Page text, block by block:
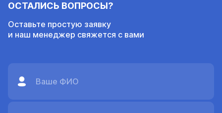
ОСТАЛИСЬ ВОПРОСЫ?
Оставьте простую заявку
и наш менеджер свяжется с вами